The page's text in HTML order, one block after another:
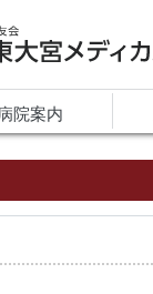
院案内